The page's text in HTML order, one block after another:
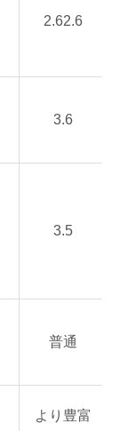
2.62.6
3.6
3.5
普通
より豊富